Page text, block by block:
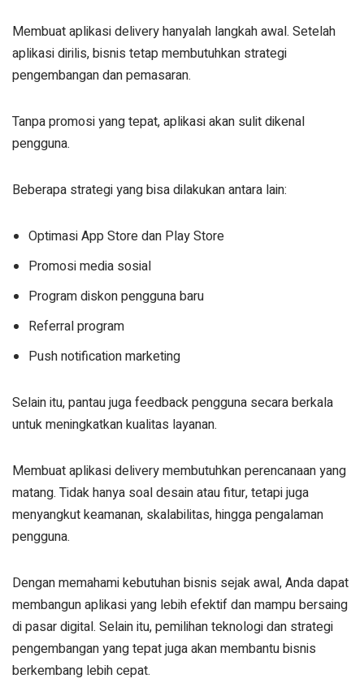
Membuat aplikasi delivery hanyalah langkah awal. Setelah
aplikasi dirilis, bisnis tetap membutuhkan strategi
pengembangan dan pemasaran.
Tanpa promosi yang tepat, aplikasi akan sulit dikenal
pengguna.
Beberapa strategi yang bisa dilakukan antara lain:
Optimasi App Store dan Play Store
Promosi media sosial
Program diskon pengguna baru
Referral program
Push notification marketing
Selain itu, pantau juga feedback pengguna secara berkala
untuk meningkatkan kualitas layanan.
Membuat aplikasi delivery membutuhkan perencanaan yang
matang. Tidak hanya soal desain atau fitur, tetapi juga
menyangkut keamanan, skalabilitas, hingga pengalaman
pengguna.
Dengan memahami kebutuhan bisnis sejak awal, Anda dapat
membangun aplikasi yang lebih efektif dan mampu bersaing
di pasar digital. Selain itu, pemilihan teknologi dan strategi
pengembangan yang tepat juga akan membantu bisnis
berkembang lebih cepat.